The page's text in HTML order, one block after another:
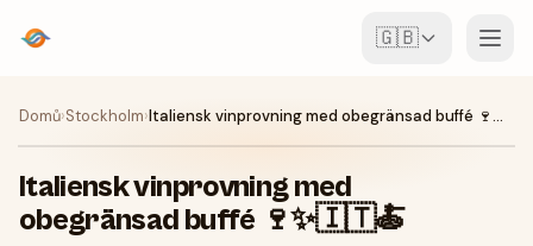
🇬🇧
Události
Mapa
Místa
Domů›Stockholm› Italiensk vinprovning med obegränsad buffé 🍷✨🇮🇹🍝
Italiensk vinprovning med
obegränsad buffé 🍷✨🇮🇹🍝